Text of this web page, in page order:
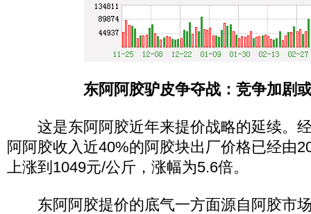
东阿阿胶驴皮争夺战：竞争加剧
这是东阿阿胶近年来提价战略的延续。
阿阿胶收入近40%的阿胶块出厂价格已经由
上涨到1049元/公斤，涨幅为5.6倍。
东阿阿胶提价的底气一方面源自阿胶市